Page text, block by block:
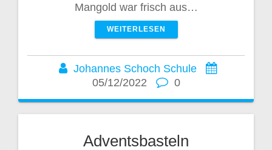
Mangold war frisch aus…
WEITERLESEN
Johannes Schoch Schule
05/12/2022
0
Adventsbasteln